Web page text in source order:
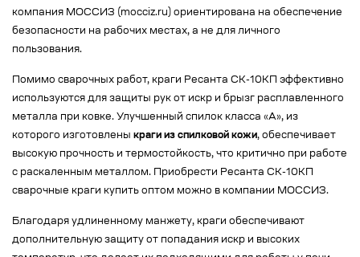
компания МОССИЗ (mocciz.ru) ориентирована на обеспечение
безопасности на рабочих местах, а не для личного
пользования.
Помимо сварочных работ, краги Ресанта СК-10КП эффективно
используются для защиты рук от искр и брызг расплавленного
металла при ковке. Улучшенный спилок класса «А», из
которого изготовлены краги из спилковой кожи, обеспечивает
высокую прочность и термостойкость, что критично при работе
с раскаленным металлом. Приобрести Ресанта СК-10КП
сварочные краги купить оптом можно в компании МОССИЗ.
Благодаря удлиненному манжету, краги обеспечивают
дополнительную защиту от попадания искр и высоких